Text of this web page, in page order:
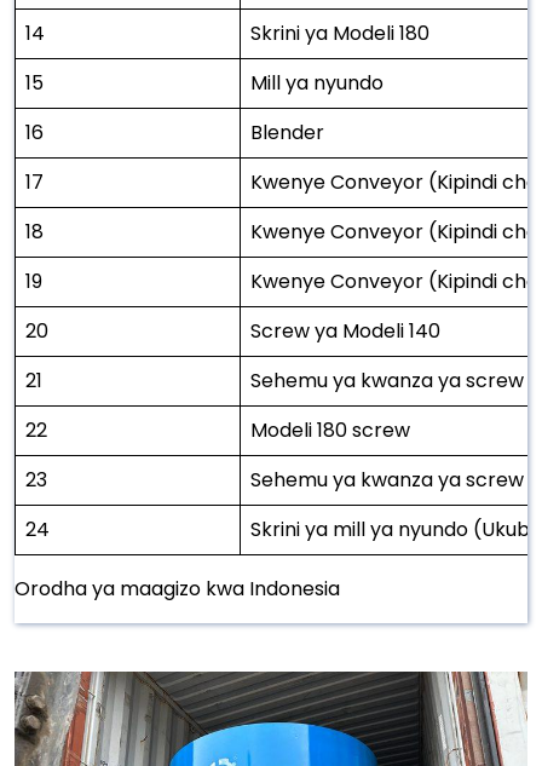
14
Skrini ya Modeli 180
15
Mill ya nyundo
16
Blender
17
Kwenye Conveyor (Kipindi
18
Kwenye Conveyor (Kipindi
19
Kwenye Conveyor (Kipindi
20
Screw ya Modeli 140
21
Sehemu ya kwanza ya screw
22
Modeli 180 screw
23
Sehemu ya kwanza ya screw
24
Skrini ya mill ya nyundo
Orodha ya maagizo kwa Indonesia